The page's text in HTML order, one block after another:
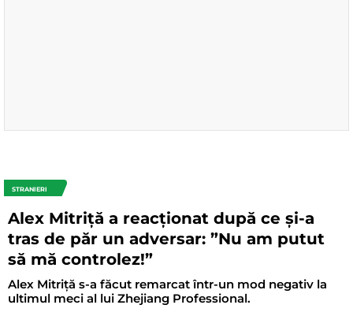
STRANIERI
Alex Mitriță a reacționat după ce și-a
tras de păr un adversar: ”Nu am putut
să mă controlez!”
Alex Mitriță s-a făcut remarcat într-un mod negativ la
ultimul meci al lui Zhejiang Professional.